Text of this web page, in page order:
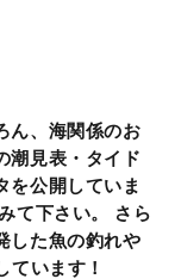
ん、海関係のお
潮見表・タイド
を公開していま
て下さい。 さら
した魚の釣れや
ています！